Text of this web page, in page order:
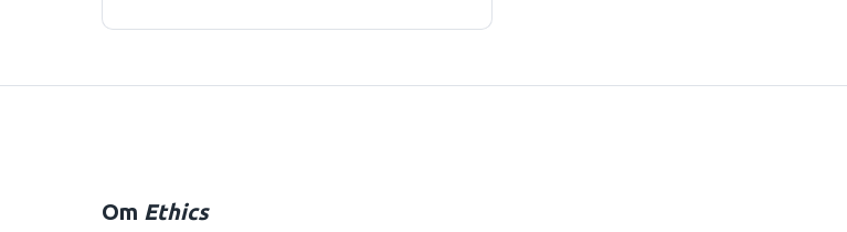
Om Ethics